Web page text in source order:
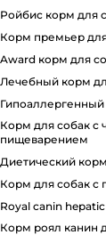
ройбис корм для
корм премьер
award корм для
лечебный корм
корм для собак с чувствительным
пищеварением
диетический
корм для собак
royal canin
корм роял канин для собак